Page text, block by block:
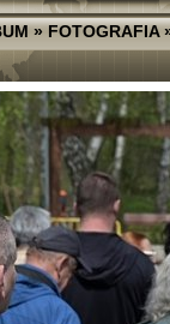
»FOTOGRAFIA